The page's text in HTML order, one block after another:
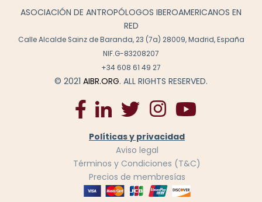
ASOCIACIÓN DE ANTROPÓLOGOS IBEROAMERICANOS EN
RED
Calle Alcalde Sainz de Baranda, 23 (7a) 28009, Madrid, España
NIF.G-83208207
+34 608 61 49 27
© 2021 AIBR.ORG. ALL RIGHTS RESERVED.
Políticas y privacidad
Aviso legal
Términos y Condiciones (T&C)
Precios de membresías